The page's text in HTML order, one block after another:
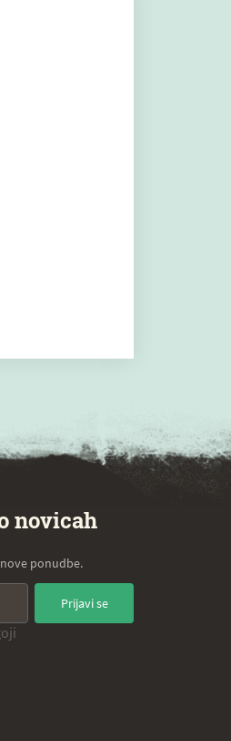
novicah
ponudbe.
Prijavi se